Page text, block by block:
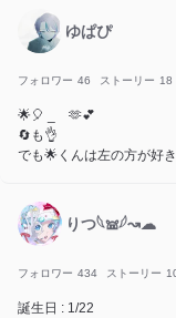
ーめん」「monake」「パ
ゆぱぴ
フォロワー 46 ストーリー 18
🌟🎈 _ 🫶💕
🔄も👌
でも🌟くんは左の方が好
フォロワー様50人でなにか
りつ𓆩𖠌𓆪↝︎︎︎☁︎︎
フォロワー 434 ストーリー
誕生日 : 1/22